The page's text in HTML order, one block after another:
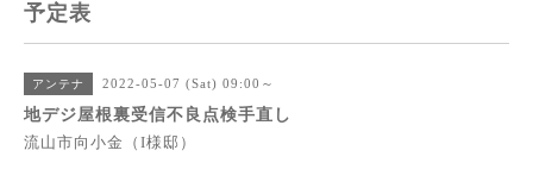
予定表
アンテナ 2022-05-07 (Sat) 09:00～
地デジ屋根裏受信不良点検手直し
流山市向小金（I様邸）